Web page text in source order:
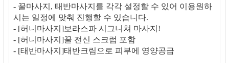
- 꿀마사지, 태반마사지를 각각 설정할 수 있어 이용원하
시는 일정에 맞춰 진행할 수 있습니다.
- [허니마사지]보라스파 시그니쳐 마사지!
- [허니마사지]꿀 전신 스크럽 포함
- [태반마사지]태반크림으로 피부에 영양공급